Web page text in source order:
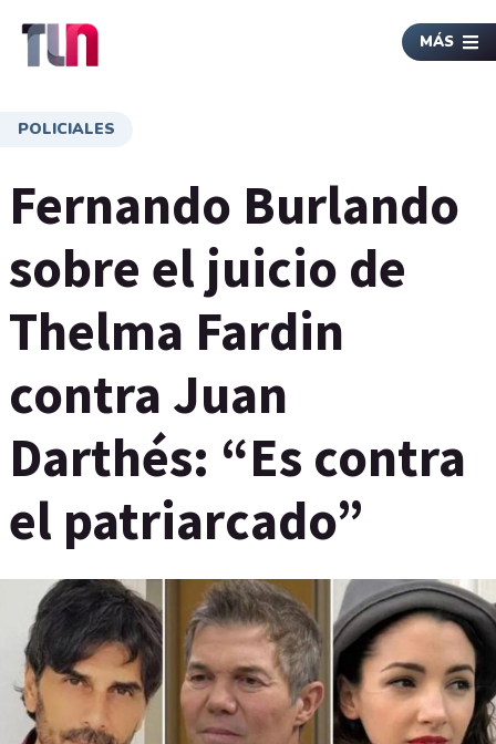
MÁS
POLICIALES
Fernando Burlando
sobre el juicio de
Thelma Fardin
contra Juan
Darthés: “Es contra
el patriarcado”